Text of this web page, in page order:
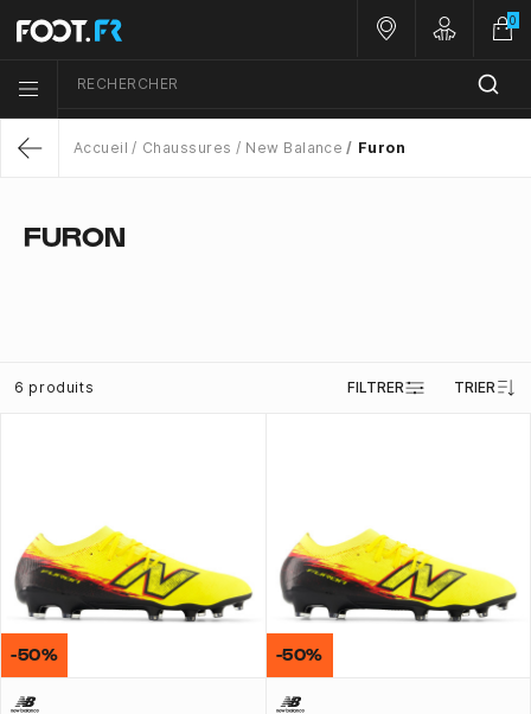
Menu list icon
RECHERCHER
Nos magasins
Customer
0
Accueil Chaussures New Balance Furon
FURON
6 produits FILTRER TRIER
-50% -50%